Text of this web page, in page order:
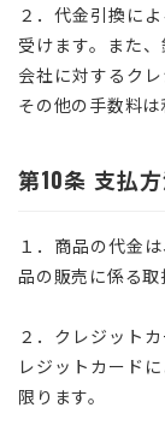
２．代金引換に
受けます。また
会社に対するク
その他の手数料は
第10条 支払
１．商品の代金
品の販売に係る取
２．クレジット
レジットカード
限ります。